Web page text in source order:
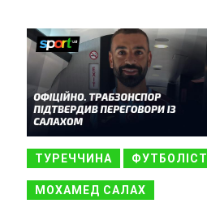
ТУРЕЧЧИНА ФУТБОЛІСТ
МОХАМЕД САЛАХ